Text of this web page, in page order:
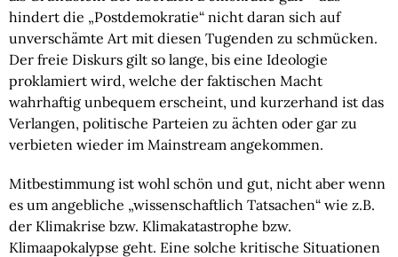
hindert die „Postdemokratie“ nicht daran sich auf
unverschämte Art mit diesen Tugenden zu schmücken.
Der freie Diskurs gilt so lange, bis eine Ideologie
proklamiert wird, welche der faktischen Macht
wahrhaftig unbequem erscheint, und kurzerhand ist das
Verlangen, politische Parteien zu ächten oder gar zu
verbieten wieder im Mainstream angekommen.
Mitbestimmung ist wohl schön und gut, nicht aber wenn
es um angebliche „wissenschaftlich Tatsachen“ wie z.B.
der Klimakrise bzw. Klimakatastrophe bzw.
Klimaapokalypse geht. Eine solche kritische Situationen